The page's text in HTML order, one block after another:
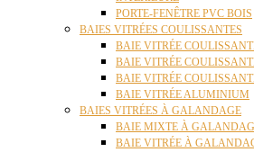
PORTE-FENÊTRE PVC BOIS
BAIES VITRÉES COULISSANTES
BAIE VITRÉE
BAIE VITRÉE
BAIE VITRÉE
BAIE VITRÉE ALUMINIUM
BAIES VITRÉES À GALANDAGE
BAIE MIXTE À
BAIE VITRÉE À